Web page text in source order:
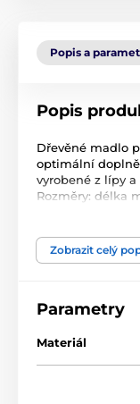
Popis a
Popis
Dřevěné madlo
optimální
vyrobené z lípy
Rozměry: délka
Zobrazit celý
Parametry
Materiál